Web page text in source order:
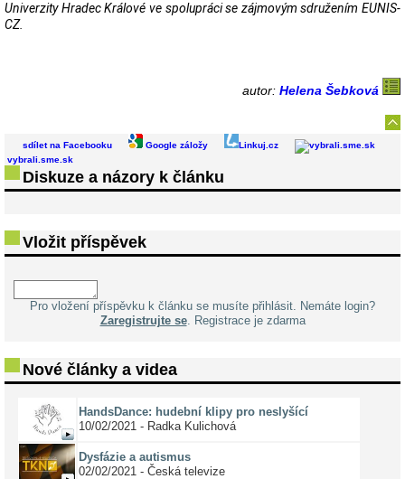
Univerzity Hradec Králové ve spolupráci se zájmovým sdružením EUNIS-
CZ.
autor: Helena Šebková
sdílet na Facebooku Google záložy
Linkuj.cz
vybrali.sme.sk
Diskuze a názory k článku
Vložit příspěvek
Pro vložení příspěvku k článku se musíte přihlásit. Nemáte login?
Zaregistrujte se. Registrace je zdarma
Nové články a videa
HandsDance: hudební klipy pro neslyšící
10/02/2021 - Radka Kulichová
Dysfázie a autismus
02/02/2021 - Česká televize